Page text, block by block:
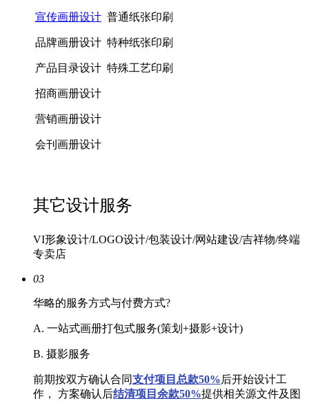
宣传画册设计
品牌画册设计
产品目录设计
招商画册设计
营销画册设计
会刊画册设计
普通纸张印刷
特种纸张印刷
特殊工艺印刷
其它设计服务
VI形象设计/LOGO设计/包装设计/网站建设/吉祥物/终端
专卖店
03
华略的服务方式与付费方式?
A. 一站式画册打包式服务(策划+摄影+设计)
B. 摄影服务
前期按双方确认合同支付项目总款50%后开始设计工
作， 方案确认后结清项目余款50%提供相关源文件及图